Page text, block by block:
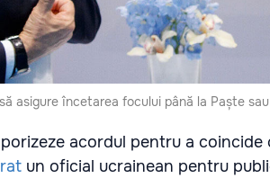
asigure încetarea focului până la Paște
acordul pentru a
un oficial ucrainean pentru